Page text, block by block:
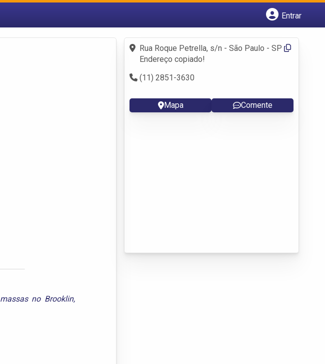
Entrar
Fazer login
Criar conta
massas no Brooklin,
Rua Roque Petrella, s/n - São Paulo - SP
Endereço copiado!
(11) 2851-3630
Mapa Comente